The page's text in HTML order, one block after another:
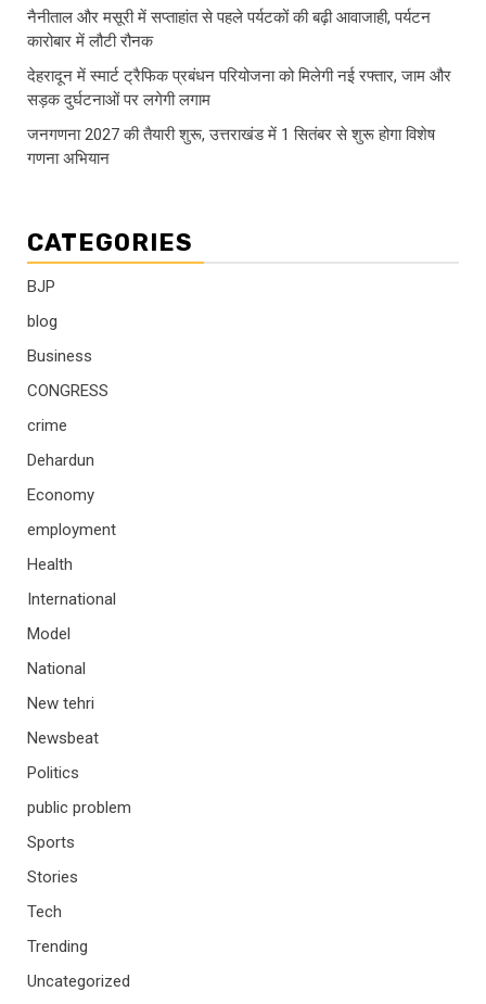
नैनीताल और मसूरी में सप्ताहांत से पहले पर्यटकों की बढ़ी आवाजाही, पर्यटन
कारोबार में लौटी रौनक
देहरादून में स्मार्ट ट्रैफिक प्रबंधन परियोजना को मिलेगी नई रफ्तार, जाम और
सड़क दुर्घटनाओं पर लगेगी लगाम
जनगणना 2027 की तैयारी शुरू, उत्तराखंड में 1 सितंबर से शुरू होगा विशेष
गणना अभियान
CATEGORIES
BJP
blog
Business
CONGRESS
crime
Dehardun
Economy
employment
Health
International
Model
National
New tehri
Newsbeat
Politics
public problem
Sports
Stories
Tech
Trending
Uncategorized